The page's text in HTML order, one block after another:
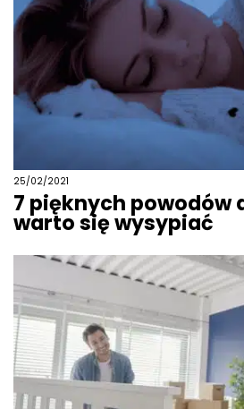
25/02/2021
7 pięknych powodów
warto się wysypiać